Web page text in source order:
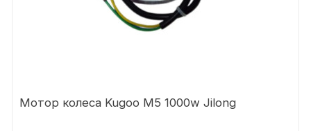
Мотор колеса Kugoo M5 1000w Jilong